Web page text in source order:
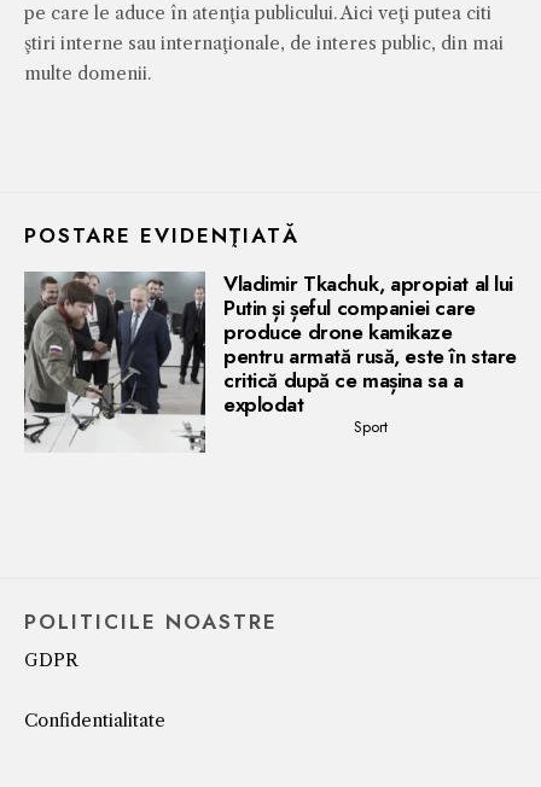
pe care le aduce în atenţia publicului. Aici veţi putea citi
ştiri interne sau internaţionale, de interes public, din mai
multe domenii.
POSTARE EVIDENŢIATĂ
Vladimir Tkachuk, apropiat al lui
Putin și șeful companiei care
produce drone kamikaze
pentru armată rusă, este în stare
critică după ce mașina sa a
explodat
Sport
POLITICILE NOASTRE
GDPR
Confidentialitate